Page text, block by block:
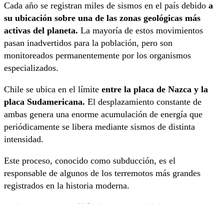
Cada año se registran miles de sismos en el país debido a
su ubicación sobre una de las zonas geológicas más
activas del planeta. La mayoría de estos movimientos
pasan inadvertidos para la población, pero son
monitoreados permanentemente por los organismos
especializados.
Chile se ubica en el límite entre la placa de Nazca y la
placa Sudamericana. El desplazamiento constante de
ambas genera una enorme acumulación de energía que
periódicamente se libera mediante sismos de distinta
intensidad.
Este proceso, conocido como subducción, es el
responsable de algunos de los terremotos más grandes
registrados en la historia moderna.